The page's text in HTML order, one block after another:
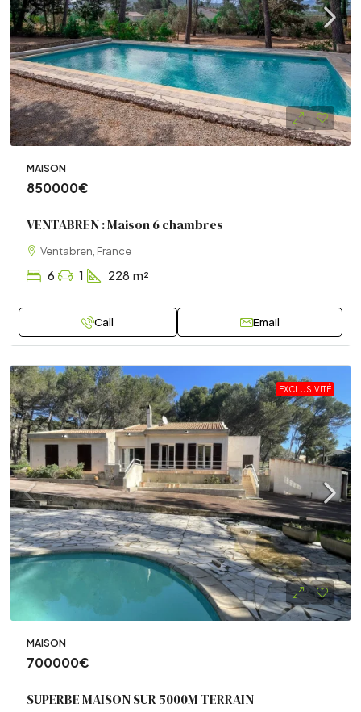
MAISON
850000€
VENTABREN : Maison 6 chambres
Ventabren, France
6 1 228 m²
Call Email
EXCLUSIVITÉ
MAISON
700000€
SUPERBE MAISON SUR 5000M TERRAIN